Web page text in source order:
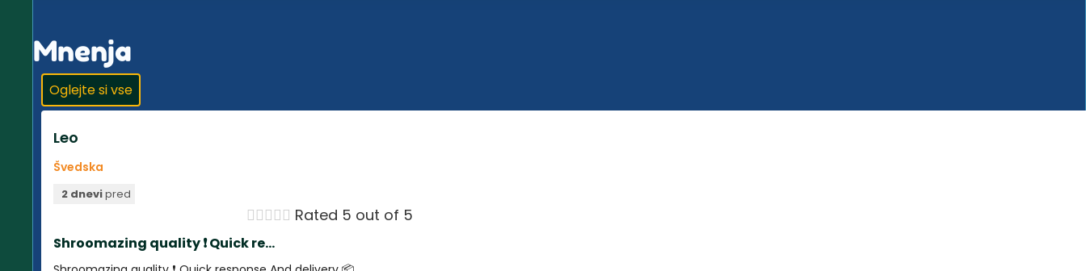
Mnenja
Oglejte si vse
Leo
Švedska
2 dnevipred
 Rated 5 out of 5
Shroomazing quality ❗️ Quick re...